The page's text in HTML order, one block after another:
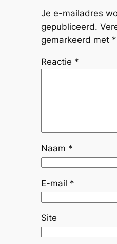
Je e-mailadres
gepubliceerd.
gemarkeerd met *
Reactie *
Naam *
E-mail *
Site